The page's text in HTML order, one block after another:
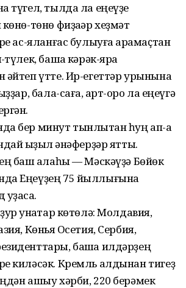
түгел, тылда ла еңеүҙе
төнө фиҙаҡәр хеҙмәт
ас-яланғас булыуға ҡарамаҫтан
башҡа кәрәк-яраҡ
әйтеп үтте. Ир-егеттәр урынына
бала-саға, ҡарт-ҡоро ла еңеүгә
бер минут тынлыҡтан һуң ап-аҡ
ҡыҙыл ҡәнәферҙәр ятты.
баш ҡалаһы — Мәскәүҙә Бөйөк
Еңеүҙең 75 йыллығына
ҡунаҡтар көтөлә: Молдавия,
Көньяҡ Осетия, Сербия,
башҡа илдәрҙең
киләсәк. Кремль алдынан тигеҙ
ашыу хәрби, 220 берәмек